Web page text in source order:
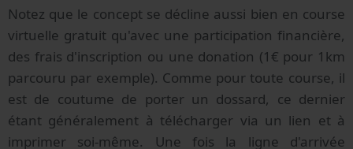
Notez que le concept se décline aussi bien en course
virtuelle gratuit qu'avec une participation financière,
des frais d'inscription ou une donation (1€ pour 1km
parcouru par exemple). Comme pour toute course, il
est de coutume de porter un dossard, ce dernier
étant généralement à télécharger via un lien et à
imprimer soi-même. Une fois la ligne d'arrivée